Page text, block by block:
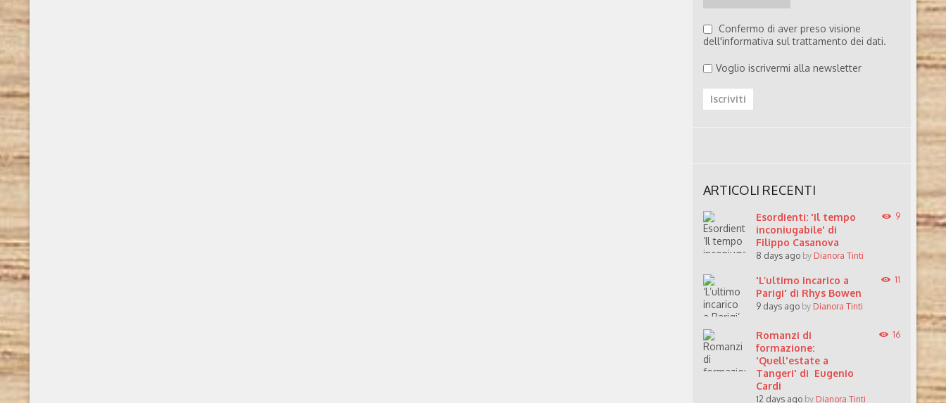
Confermo di aver preso visione
dell'informativa sul trattamento dei dati.
Voglio iscrivermi alla newsletter
ARTICOLI RECENTI
Esordienti: 'Il tempo
inconiugabile' di
Filippo Casanova
8 days ago by Dianora Tinti
9
'L’ultimo incarico a
Parigi' di Rhys Bowen
9 days ago by Dianora Tinti
11
Romanzi di
formazione:
'Quell'estate a
Tangeri' di Eugenio
Cardi
12 days ago by Dianora Tinti
16